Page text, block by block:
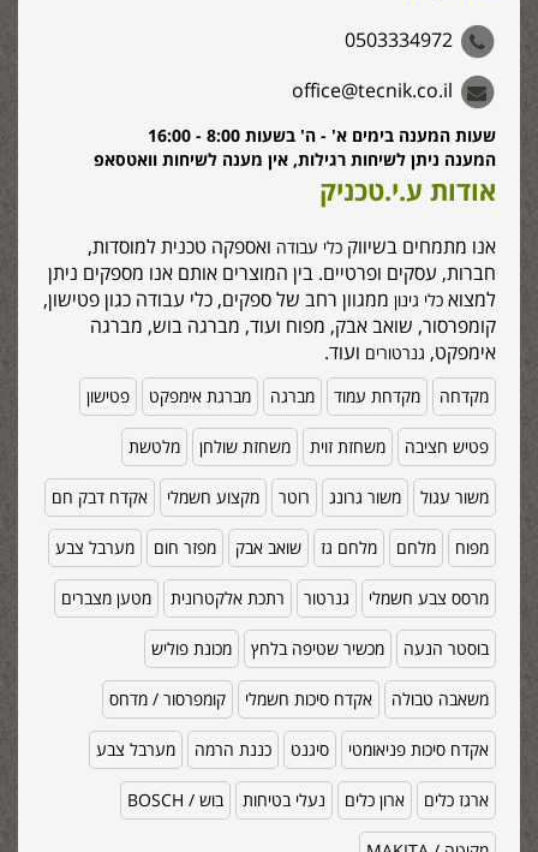
0503334972
office@tecnik.co.il
שעות המענה בימים א' - ה' בשעות 8:00 - 16:00
המענה ניתן לשיחות רגילות, אין מענה לשיחות וואטסאפ
אודות ע.י.טכניק
אנו מתמחים בשיווק כלי עבודה ואספקה טכנית למוסדות,
חברות, עסקים ופרטיים. בין המוצרים אותם אנו מספקים ניתן
למצוא כלי גינון ממגוון רחב של ספקים, כלי עבודה כגון פטישון,
קומפרסור, שואב אבק, מפוח ועוד, מברגה בוש, מברגה
אימפקט, גנרטורים ועוד.
מקדחה מקדחת עמוד מברגה מברגת אימפקט פטישון
פטיש חציבה משחזת זוית משחזת שולחן מלטשת
משור עגול משור גרונג רוטר מקצוע חשמלי אקדח דבק חם
מפוח מלחם מלחם גז שואב אבק מפזר חום מערבל צבע
מרסס צבע חשמלי גנרטור רתכת אלקטרונית מטען מצברים
בוסטר הנעה מכשיר שטיפה בלחץ מכונת פוליש
משאבה טבולה אקדח סיכות חשמלי קומפרסור / מדחס
אקדח סיכות פניאומטי סיגנט כננת הרמה מערבל צבע
ארגז כלים ארון כלים נעלי בטיחות בוש / BOSCH